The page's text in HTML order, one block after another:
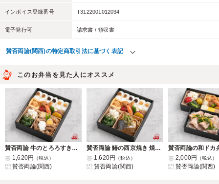
インボイス登録番号 T3122001012034
電子発行可 請求書 / 領収書
賛否両論(関西)の特定商取引法に基づく表記
このお弁当を見た人にオススメ
賛否両論 牛のとろろすき焼き弁当
1,620円
（税込）
賛否両論(関西)
賛否両論 鰆の西京焼き 焼き茄子のソース弁当
1,620円
（税込）
賛否両論(関西)
2,000円 （税込）
賛否両論(関西)